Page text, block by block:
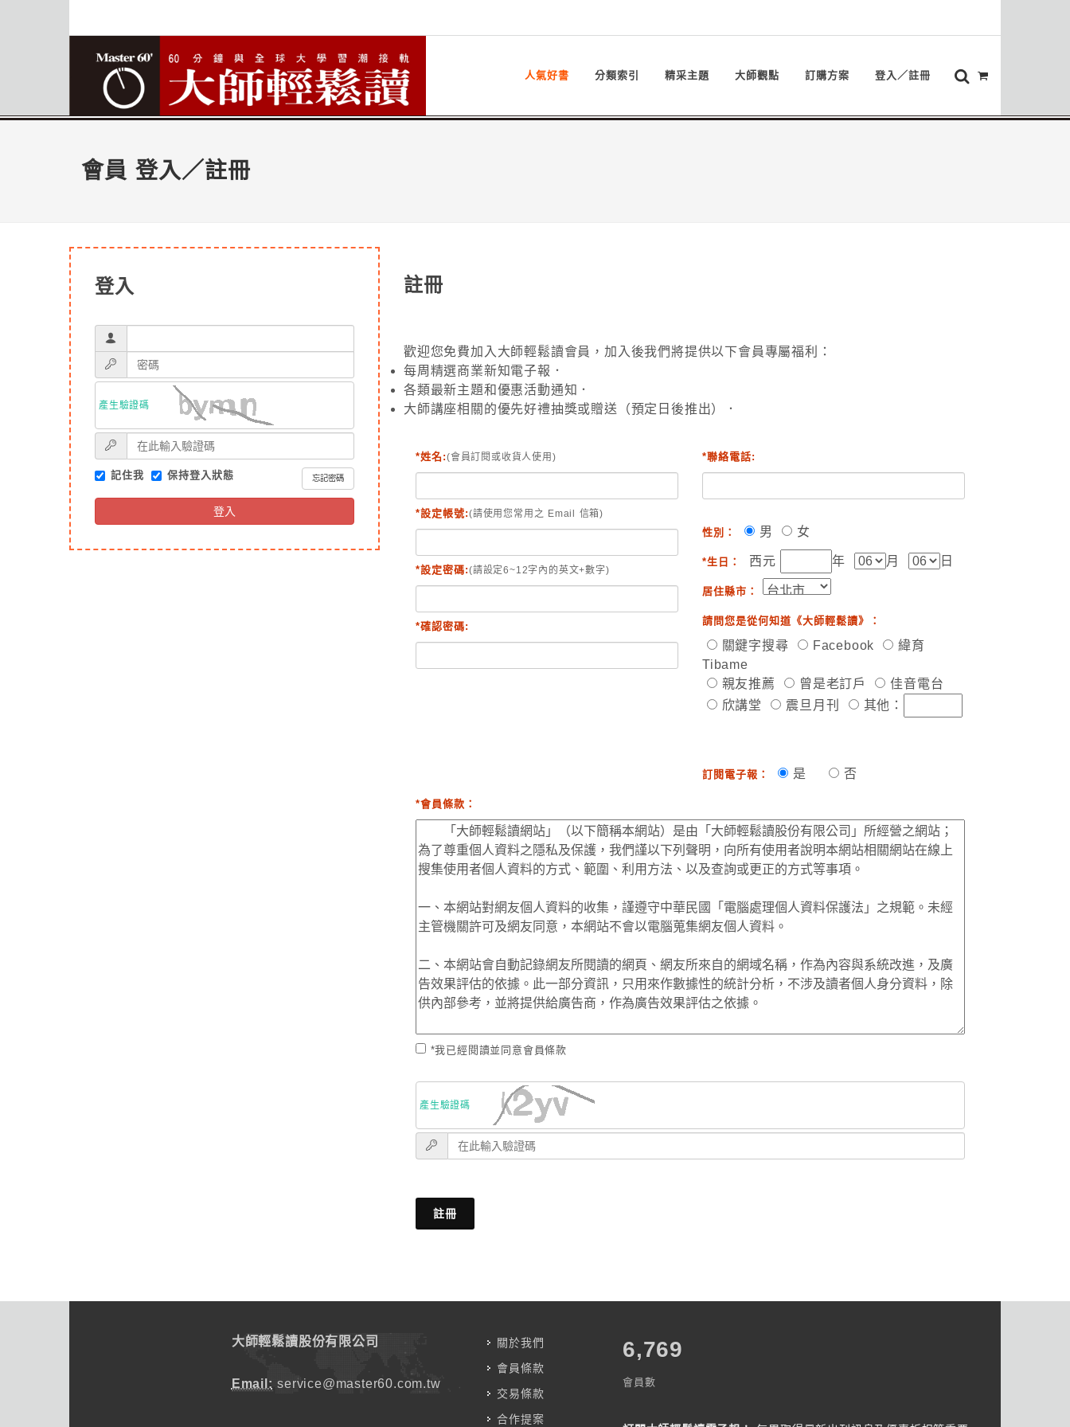
人氣好書 分類索引 精采主題 大師觀點 訂購方案 登入／註冊
會員 登入／註冊
登入
產生驗證碼
記住我 保持登入狀態 忘記密碼
登入
註冊
歡迎您免費加入大師輕鬆讀會員，加入後我們將提供以下會員專屬福利：
每周精選商業新知電子報．
各類最新主題和優惠活動通知．
大師講座相關的優先好禮抽獎或贈送（預定日後推出）．
*姓名:(會員訂閱或收貨人使用)
*設定帳號:(請使用您常用之 Email 信箱)
*設定密碼:(請設定6~12字內的英文+數字)
*確認密碼:
*聯絡電話:
性別： 男 女
*生日： 西元 年 月 日
居住縣市：
請問您是從何知道《大師輕鬆讀》：
關鍵字搜尋 Facebook
緯育
Tibame
親友推薦
曾是老訂戶
佳音電台
欣講堂
震旦月刊 其他：
訂閱電子報： 是 否
*會員條款：
*我已經閱讀並同意會員條款
產生驗證碼
註冊
大師輕鬆讀股份有限公司
Email: service@master60.com.tw
關於我們
會員條款
交易條款
合作提案
7,787
會員數